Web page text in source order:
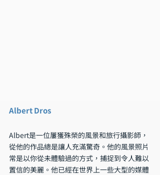
Albert Dros
Albert是一位屢獲殊榮的風景和旅行攝影師，
從他的作品總是讓人充滿驚奇。他的風景照片
常是以你從未體驗過的方式，捕捉到令人難以
置信的美麗。他已經在世界上一些大型的媒體